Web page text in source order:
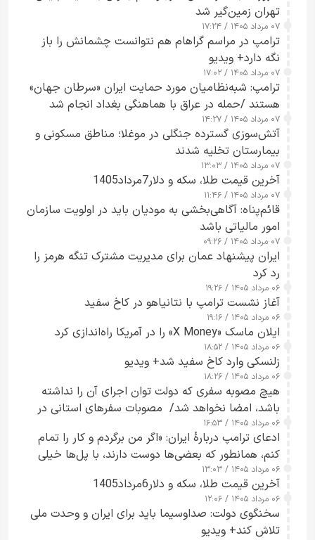
تهران زمین‌گیر شد
۰۷ مرداد ۱۴۰۵ / ۱۷:۲۴
ترامپ در مراسم گراهام هم نتوانست چشمانش را باز
نگه دارد+ ویدیو
۰۷ مرداد ۱۴۰۵ / ۱۷:۰۲
ترامپ: شبه‌نظامیان مورد حمایت ایران «سرطان جهان»
هستند /حمله در عراق با هماهنگی بغداد انجام شد
۰۷ مرداد ۱۴۰۵ / ۱۴:۲۷
آتش‌سوزی گسترده جنگلی در موغلا؛ مناطق مسکونی و
بیمارستان تخلیه شدند
۰۷ مرداد ۱۴۰۵ / ۱۳:۰۳
آخرین قیمت طلا، سکه و دلار7مرداد1405
۰۷ مرداد ۱۴۰۵ / ۱۱:۴۶
قائم‌پناه: آگاهی‌بخشی به مودیان باید در اولویت سازمان
امور مالیاتی باشد
۰۷ مرداد ۱۴۰۵ / ۰۹:۲۶
ایران پیشنهاد عمان برای مدیریت مشترک تنگه هرمز را
رد کرد
۰۶ مرداد ۱۴۰۵ / ۱۹:۲۶
آغاز نشست ترامپ با نتانیاهو در کاخ سفید
۰۶ مرداد ۱۴۰۵ / ۱۹:۱۶
ایلان ماسک «X Money» را در آمریکا راه‌اندازی کرد
۰۶ مرداد ۱۴۰۵ / ۱۸:۵۲
زلنسکی وارد کاخ سفید شد+ ویدیو
۰۶ مرداد ۱۴۰۵ / ۱۸:۲۶
هیچ مصوبه سفری که دولت توان اجرای آن را نداشته
باشد، امضا نخواهد شد/ مصوبات سفرهای استانی در
چارچوب قانون بودجه است+ عکس
۰۶ مرداد ۱۴۰۵ / ۱۶:۵۳
ادعای ترامپ دربارهٔ ایران: «اگر من برگردم و کار را تمام
کنم، همانطور که بعضی‌ها دوست دارند، با پل‌ها خیلی
راحت می‌توانم بیشتر پل‌هایشان را در کمتر از یک
ساعت از بین ببرم+ ویدیو
۰۶ مرداد ۱۴۰۵ / ۱۳:۰۳
آخرین قیمت طلا، سکه و دلار6مرداد1405
۰۶ مرداد ۱۴۰۵ / ۱۲:۰۶
سخنگوی دولت: صداوسیما باید برای ایران و وحدت ملی
تلاش کند+ ویدیو